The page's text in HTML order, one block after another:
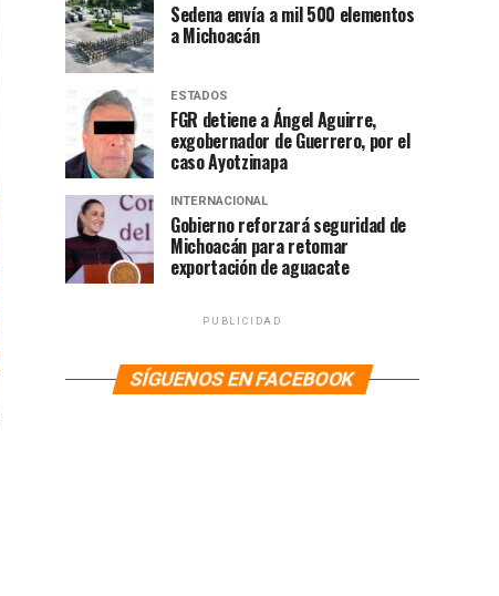
Sedena envía a mil 500 elementos
a Michoacán
ESTADOS
FGR detiene a Ángel Aguirre,
exgobernador de Guerrero, por el
caso Ayotzinapa
INTERNACIONAL
Gobierno reforzará seguridad de
Michoacán para retomar
exportación de aguacate
PUBLICIDAD
SÍGUENOS EN FACEBOOK